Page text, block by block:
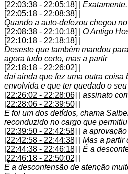
[22:03:38 - 22:05:18]
Exatamente.
[22:05:18 - 22:08:38]
Quando a auto-defezou chegou
[22:08:38 - 22:10:18]
O Antigo
[22:10:18 - 22:18:18]
Deseste que também mandou
agora tudo certo, mas a partir
[22:18:18 - 22:26:02]
daí ainda que fez uma outra coisa
envolvida e que ter quedado o seu
[22:26:02 - 22:28:06]
assinato
[22:28:06 - 22:39:50]
E foi um dos detídos, chama
reconduzido no cargo que permitiu
[22:39:50 - 22:42:58]
a
[22:42:58 - 22:44:38]
Mas a partir
[22:44:38 - 22:46:18]
É a
[22:46:18 - 22:50:02]
É a desconfensão de atenção